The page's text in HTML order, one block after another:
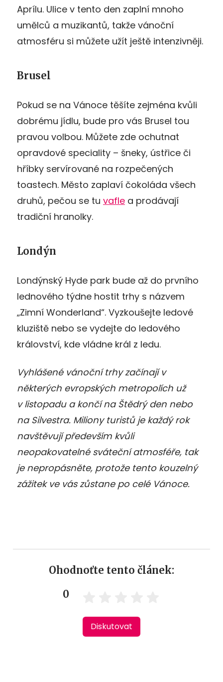
Aprílu. Ulice v tento den zaplní mnoho
umělců a muzikantů, takže vánoční
atmosféru si můžete užít ještě intenzivněji.
Brusel
Pokud se na Vánoce těšíte zejména kvůli
dobrému jídlu, bude pro vás Brusel tou
pravou volbou. Můžete zde ochutnat
opravdové speciality – šneky, ústřice či
hříbky servírované na rozpečených
toastech. Město zaplaví čokoláda všech
druhů, pečou se tu vafle a prodávají
tradiční hranolky.
Londýn
Londýnský Hyde park bude až do prvního
lednového týdne hostit trhy s názvem
„Zimní Wonderland“. Vyzkoušejte ledové
kluziště nebo se vydejte do ledového
království, kde vládne král z ledu.
Vyhlášené vánoční trhy začínají v
některých evropských metropolích už
v listopadu a končí na Štědrý den nebo
na Silvestra. Miliony turistů je každý rok
navštěvují především kvůli
neopakovatelné sváteční atmosféře, tak
je nepropásněte, protože tento kouzelný
zážitek ve vás zůstane po celé Vánoce.
Ohodnoťte tento článek:
0
Diskutovat